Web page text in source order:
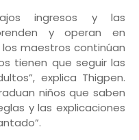
ingresos y las
y operan en
maestros continúan
tienen que seguir las
explica Thigpen.
niños que saben
y las explicaciones